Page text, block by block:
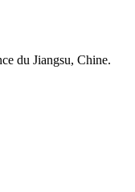
du Jiangsu, Chine.